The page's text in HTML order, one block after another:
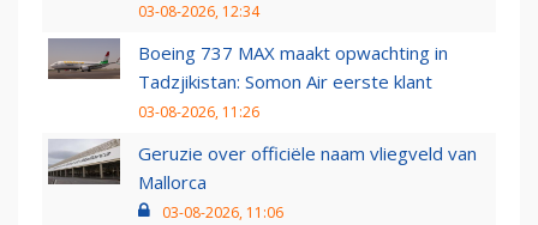
03-08-2026, 12:34
Boeing 737 MAX maakt opwachting in
Tadzjikistan: Somon Air eerste klant
03-08-2026, 11:26
Geruzie over officiële naam vliegveld van
Mallorca
03-08-2026, 11:06